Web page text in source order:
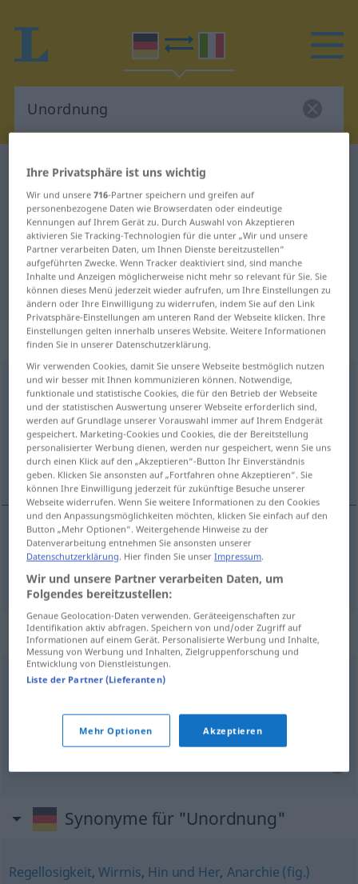
Deutsch-Italienisch Wörterbuch
Deutsch-Italienisch Übersetzung
für "Unordnung"
"Unordnung" Italienisch
Übersetzung
„Unordnung“: Femininum
Unordnungf
Übersicht aller Übersetzungen
(Für mehr Details die Übersetzung anklicken/antippen)
disordine
disordinem Unordnung
Beispielsätze für "Unordnung"
Unordnung,Unruheinetwas AKK
eine grauenvolle Unordnung
Synonyme für "Unordnung"
Regellosigkeit, Wirrnis, Hin und Her, Anarchie (fig.)
Ihre Privatsphäre ist uns wichtig
Wir und unsere716-Partner speichern und greifen auf
personenbezogene Daten wie Browserdaten oder eindeutige
Kennungen auf Ihrem Gerät zu. Durch Auswahl von Akzeptieren
aktivieren Sie Tracking-Technologien für die unter „Wir und unsere
Partner verarbeiten Daten, um Ihnen Dienste bereitzustellen“
aufgeführten Zwecke. Wenn Tracker deaktiviert sind, sind manche
Inhalte und Anzeigen möglicherweise nicht mehr so relevant für Sie. Sie
können dieses Menü jederzeit wieder aufrufen, um Ihre Einstellungen zu
ändern oder Ihre Einwilligung zu widerrufen, indem Sie auf den Link
Privatsphäre-Einstellungen am unteren Rand der Webseite klicken. Ihre
Einstellungen gelten innerhalb unseres Website. Weitere Informationen
finden Sie in unserer Datenschutzerklärung.
Wir verwenden Cookies, damit Sie unsere Webseite bestmöglich nutzen
und wir besser mit Ihnen kommunizieren können. Notwendige,
funktionale und statistische Cookies, die für den Betrieb der Webseite
und der statistischen Auswertung unserer Webseite erforderlich sind,
werden auf Grundlage unserer Vorauswahl immer auf Ihrem Endgerät
gespeichert. Marketing-Cookies und Cookies, die der Bereitstellung
personalisierter Werbung dienen, werden nur gespeichert, wenn Sie uns
durch einen Klick auf den „Akzeptieren“-Button Ihr Einverständnis
geben. Klicken Sie ansonsten auf „Fortfahren ohne Akzeptieren“. Sie
können Ihre Einwilligung jederzeit für zukünftige Besuche unserer
Webseite widerrufen. Wenn Sie weitere Informationen zu den Cookies
und den Anpassungsmöglichkeiten möchten, klicken Sie einfach auf den
Button „Mehr Optionen“. Weitergehende Hinweise zu der
Datenverarbeitung entnehmen Sie ansonsten unserer
Datenschutzerklärung. Hier finden Sie unserImpressum.
Wir und unsere Partner verarbeiten Daten, um
Folgendes bereitzustellen:
Genaue Geolocation-Daten verwenden. Geräteeigenschaften zur
Identifikation aktiv abfragen. Speichern von und/oder Zugriff auf
Informationen auf einem Gerät. Personalisierte Werbung und Inhalte,
Messung von Werbung und Inhalten, Zielgruppenforschung und
Entwicklung von Dienstleistungen.
Liste der Partner (Lieferanten)
Mehr Optionen Akzeptieren